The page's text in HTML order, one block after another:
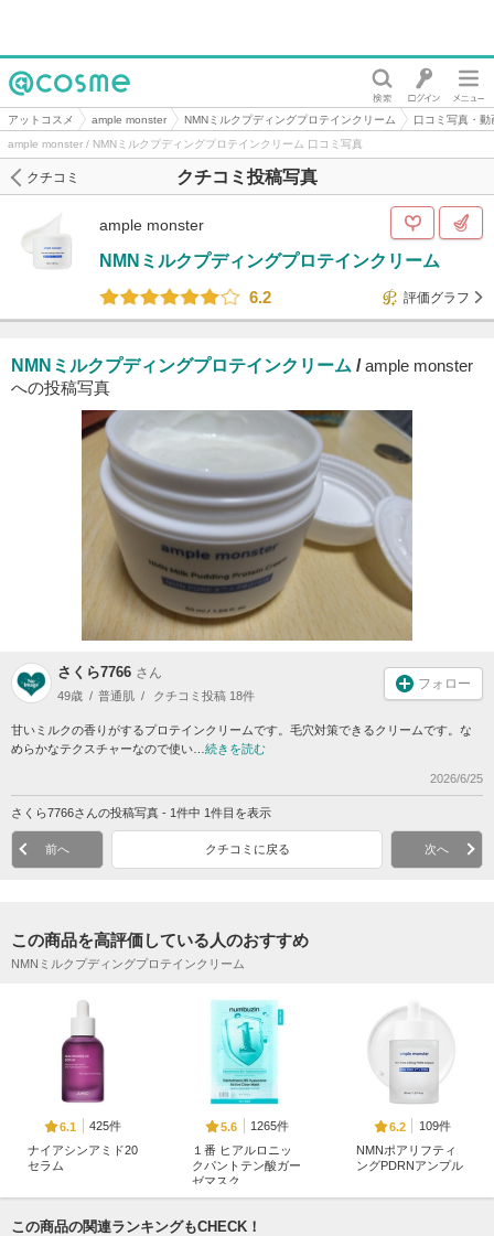
@cosme
アットコスメ ample monster NMNミルクプディングプロテインクリーム
口コミ写真・動
ample monster / NMNミルクプディングプロテインクリーム 口コミ写真
クチコミ投稿写真
クチコミ
ample monster
NMNミルクプディングプロテインクリーム
6.2
評価グラフ
NMNミルクプディングプロテインクリーム /ample monster
への投稿写真
さくら7766 さん
49歳 普通肌 クチコミ投稿 18件
フォロー
甘いミルクの香りがするプロテインクリームです。毛穴対策できるクリームです。な
めらかなテクスチャーなので使い… 続きを読む
2026/6/25
さくら7766さんの投稿写真 - 1件中 1件目を表示
前へ クチコミに戻る 次へ
この商品を高評価している人のおすすめ
NMNミルクプディングプロテインクリーム
6.1
425件
ナイアシンアミド20
セラム
5.6
1265件
１番 ヒアルロニッ
クパントテン酸ガー
ゼマスク
uzin)
6.2
109件
NMNポアリフティ
ングPDRNアンプル
この商品の関連ランキングもCHECK！